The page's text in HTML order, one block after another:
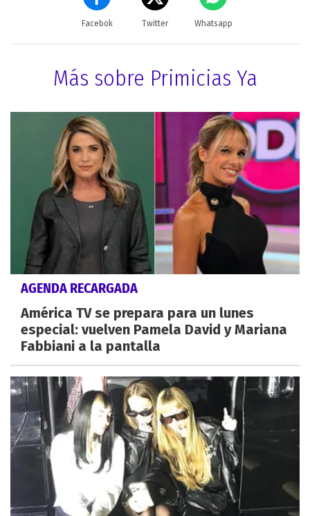
Facebok Twitter Whatsapp
Más sobre Primicias Ya
AGENDA RECARGADA
América TV se prepara para un lunes
especial: vuelven Pamela David y Mariana
Fabbiani a la pantalla